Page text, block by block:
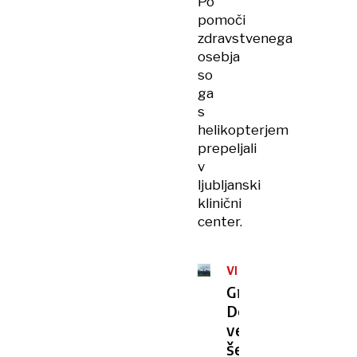
pomoči
zdravstvenega
osebja
so
ga
s
helikopterjem
prepeljali
v
ljubljanski
klinični
center.
VREME
Gregorčič:
Do
večera
še